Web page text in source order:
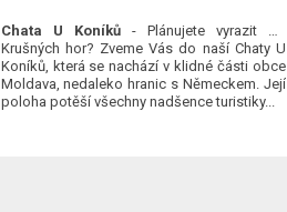
Chata U Koníků- Plánujete vyrazit do
Krušných hor? Zveme Vás do naší Chaty U
Koníků, která se nachází v klidné části obce
Moldava, nedaleko hranic s Německem. Její
poloha potěší všechny nadšence turistiky...